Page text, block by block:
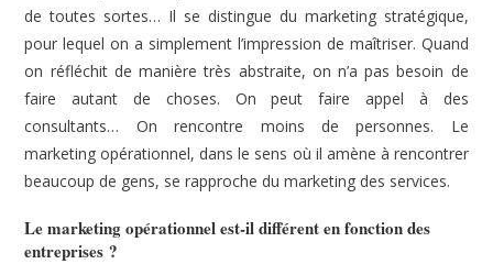
de toutes sortes… Il se distingue du marketing stratégique,
pour lequel on a simplement l’impression de maîtriser. Quand
on réfléchit de manière très abstraite, on n’a pas besoin de
faire autant de choses. On peut faire appel à des
consultants… On rencontre moins de personnes. Le
marketing opérationnel, dans le sens où il amène à rencontrer
beaucoup de gens, se rapproche du marketing des services.
Le marketing opérationnel est-il différent en fonction des
entreprises ?